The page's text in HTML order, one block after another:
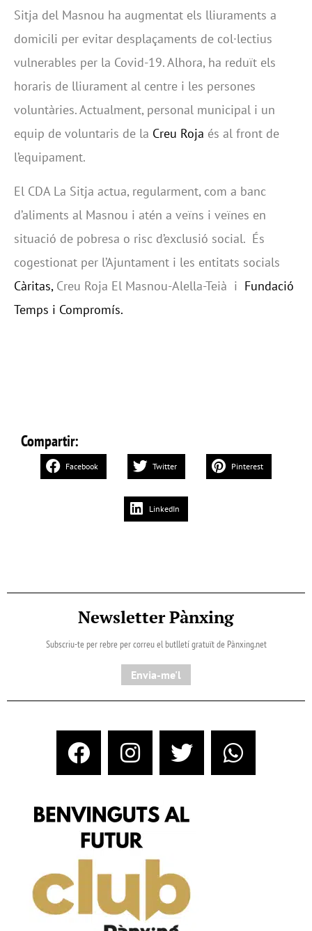
Sitja del Masnou ha augmentat els lliuraments a
domicili per evitar desplaçaments de col·lectius
vulnerables per la Covid-19. Alhora, ha reduït els
horaris de lliurament al centre i les persones
voluntàries. Actualment, personal municipal i un
equip de voluntaris de la Creu Roja és al front de
l’equipament.
El CDA La Sitja actua, regularment, com a banc
d’aliments al Masnou i atén a veïns i veïnes en
situació de pobresa o risc d’exclusió social. És
cogestionat per l’Ajuntament i les entitats socials
Càritas, Creu Roja El Masnou-Alella-Teià i Fundació
Temps i Compromís.
Compartir:
Facebook Twitter Pinterest
LinkedIn
Newsletter Pànxing
Subscriu-te per rebre per correu el butlletí gratuït de Pànxing.net​
Envia-me'l